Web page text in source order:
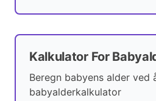
Kalkulator For
Beregn babyens alder ved
babyalderkalkulator